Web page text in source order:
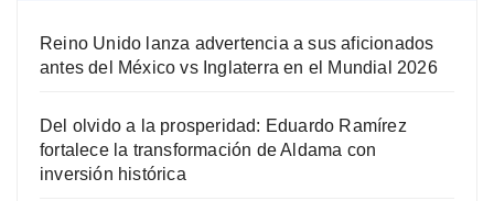
Reino Unido lanza advertencia a sus aficionados
antes del México vs Inglaterra en el Mundial 2026
Del olvido a la prosperidad: Eduardo Ramírez
fortalece la transformación de Aldama con
inversión histórica